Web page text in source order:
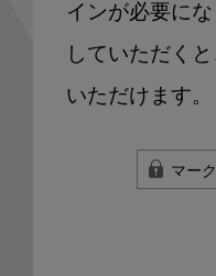
インが必要に
していただく
いただけます。
マー